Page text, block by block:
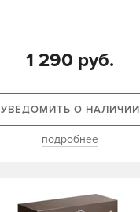
1 290 руб.
УВЕДОМИТЬ О НАЛИЧИИ
подробнее